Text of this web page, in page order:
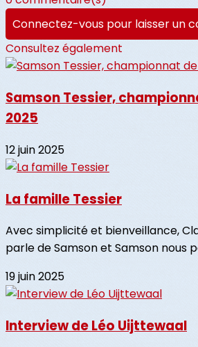
Connectez-vous pour laisser un
Consultez également
Samson Tessier,
2025
12 juin 2025
La famille Tessier
Avec simplicité et bienveillance,
parle de Samson et Samson nous
19 juin 2025
Interview de Léo Uijttewaal